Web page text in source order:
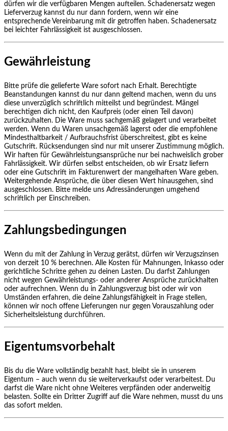
dürfen wir die verfügbaren Mengen aufteilen. Schadenersatz wegen
Lieferverzug kannst du nur dann fordern, wenn wir eine
entsprechende Vereinbarung mit dir getroffen haben. Schadenersatz
bei leichter Fahrlässigkeit ist ausgeschlossen.
Gewährleistung
Bitte prüfe die gelieferte Ware sofort nach Erhalt. Berechtigte
Beanstandungen kannst du nur dann geltend machen, wenn du uns
diese unverzüglich schriftlich mitteilst und begründest. Mängel
berechtigen dich nicht, den Kaufpreis (oder einen Teil davon)
zurückzuhalten. Die Ware muss sachgemäß gelagert und verarbeitet
werden. Wenn du Waren unsachgemäß lagerst oder die empfohlene
Mindesthaltbarkeit / Aufbrauchsfrist überschreitest, gibt es keine
Gutschrift. Rücksendungen sind nur mit unserer Zustimmung möglich.
Wir haften für Gewährleistungsansprüche nur bei nachweislich grober
Fahrlässigkeit. Wir dürfen selbst entscheiden, ob wir Ersatz liefern
oder eine Gutschrift im Fakturenwert der mangelhaften Ware geben.
Weitergehende Ansprüche, die über diesen Wert hinausgehen, sind
ausgeschlossen. Bitte melde uns Adressänderungen umgehend
schriftlich per Einschreiben.
Zahlungsbedingungen
Wenn du mit der Zahlung in Verzug gerätst, dürfen wir Verzugszinsen
von derzeit 10 % berechnen. Alle Kosten für Mahnungen, Inkasso oder
gerichtliche Schritte gehen zu deinen Lasten. Du darfst Zahlungen
nicht wegen Gewährleistungs- oder anderer Ansprüche zurückhalten
oder aufrechnen. Wenn du in Zahlungsverzug bist oder wir von
Umständen erfahren, die deine Zahlungsfähigkeit in Frage stellen,
können wir noch offene Lieferungen nur gegen Vorauszahlung oder
Sicherheitsleistung durchführen.
Eigentumsvorbehalt
Bis du die Ware vollständig bezahlt hast, bleibt sie in unserem
Eigentum – auch wenn du sie weiterverkaufst oder verarbeitest. Du
darfst die Ware nicht ohne Weiteres verpfänden oder anderweitig
belasten. Sollte ein Dritter Zugriff auf die Ware nehmen, musst du uns
das sofort melden.